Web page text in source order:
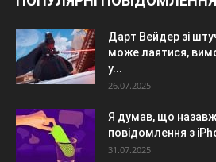
Дарт Вейдер зі
може лаятися,
у...
26.07.2025
Я думав, що
повідомлення з
31.07.2025